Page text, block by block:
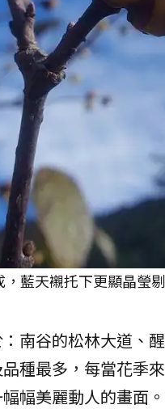
藍天襯托下更顯晶瑩
南谷的松林大道、
種最多，每當花季
幅美麗動人的畫面。